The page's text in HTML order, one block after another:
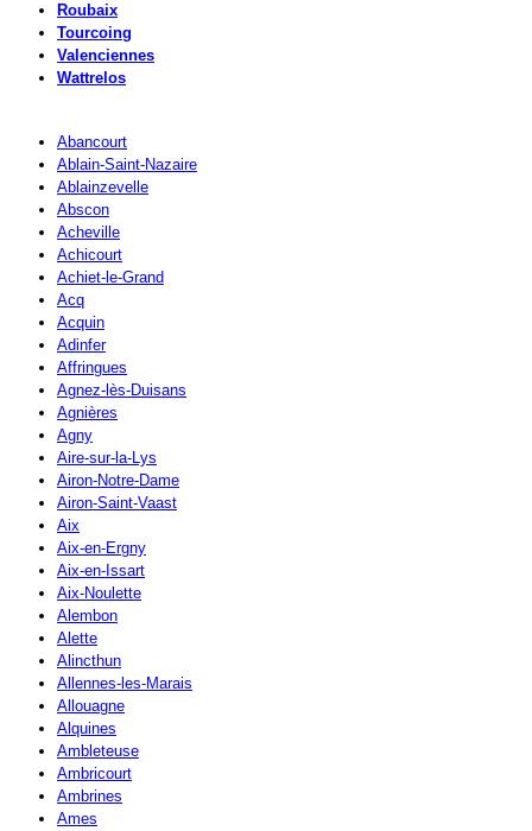
Roubaix
Tourcoing
Valenciennes
Wattrelos
Abancourt
Ablain-Saint-Nazaire
Ablainzevelle
Abscon
Acheville
Achicourt
Achiet-le-Grand
Acq
Acquin
Adinfer
Affringues
Agnez-lès-Duisans
Agnières
Agny
Aire-sur-la-Lys
Airon-Notre-Dame
Airon-Saint-Vaast
Aix
Aix-en-Ergny
Aix-en-Issart
Aix-Noulette
Alembon
Alette
Alincthun
Allennes-les-Marais
Allouagne
Alquines
Ambleteuse
Ambricourt
Ambrines
Ames